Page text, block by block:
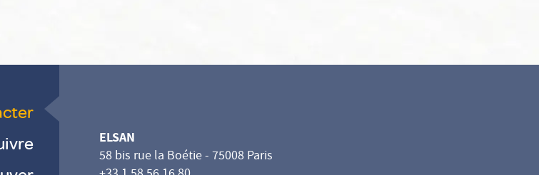
ELSAN
58 bis rue la Boétie - 75008 Paris